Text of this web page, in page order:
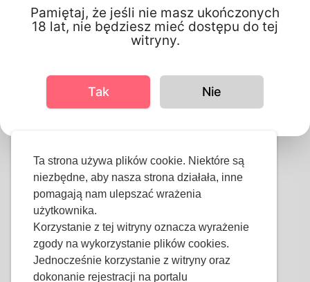
Ta strona używa plików cookie. Niektóre są
niezbędne, aby nasza strona działała, inne
pomagają nam ulepszać wrażenia
użytkownika.
Korzystanie z tej witryny oznacza wyrażenie
zgody na wykorzystanie plików cookies.
Jednocześnie korzystanie z witryny oraz
dokonanie rejestracji na portalu
Pamiętaj, że jeśli nie masz ukończonych
18 lat, nie będziesz mieć dostępu do tej
witryny.
Tak Nie
Podstawowe
Płeć
Mężczyzna
Preferowany język
Polski
Wygląd
Wzrost
178cm
Kolor włosów
Brązowe